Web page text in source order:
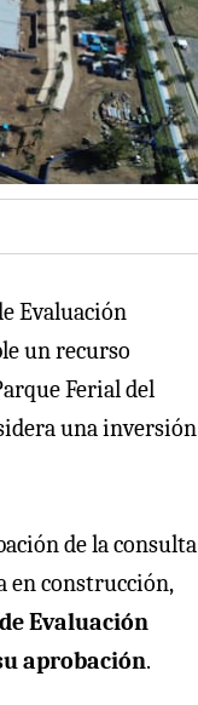
Evaluación
un recurso
Ferial del
una inversión
de la consulta
en construcción,
Evaluación
aprobación.